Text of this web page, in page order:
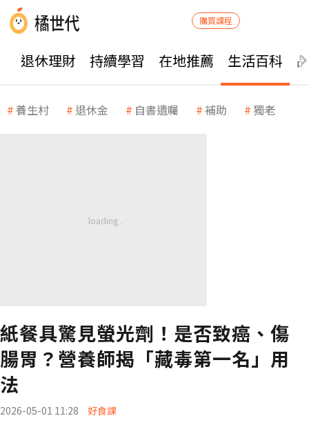
購買課程
退休理財 持續學習 在地推薦 生活百科
養生村 退休金 自書遺囑 補助 獨老
紙餐具驚見螢光劑！是否致癌、傷
腸胃？營養師揭「藏毒第一名」用
法
2026-05-01 11:28 好食課